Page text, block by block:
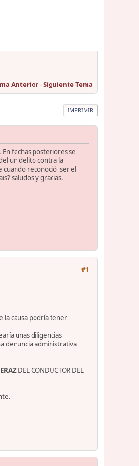
Anterior-Siguiente Tema
IMPRIMIR
fechas posteriores se
un delito contra la
cuando reconoció ser el
saludos y gracias.
#1
la causa podría tener
unas diligencias
denuncia administrativa
DEL CONDUCTOR DEL